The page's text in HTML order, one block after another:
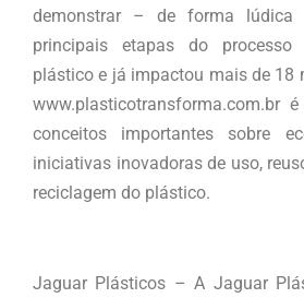
demonstrar – de forma
principais etapas do
plástico e já impactou mais de 18
www.plasticotransforma.com.br
conceitos importantes sobre
iniciativas inovadoras de uso,
reciclagem do plástico.
Jaguar Plásticos – A Jaguar